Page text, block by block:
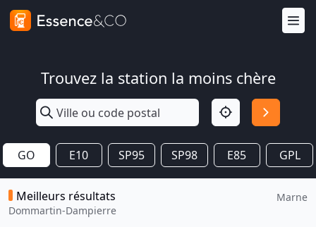
Trouvez la station la moins chère
GO E10 SP95 SP98 E85 GPL
Meilleurs résultats
Dommartin-Dampierre
Marne